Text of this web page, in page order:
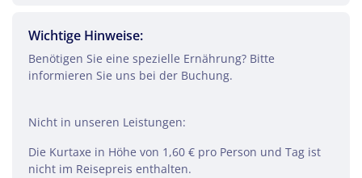
Wichtige Hinweise:
Benötigen Sie eine spezielle Ernährung? Bitte
informieren Sie uns bei der Buchung.
Nicht in unseren Leistungen:
Die Kurtaxe in Höhe von 1,60 € pro Person und Tag ist
nicht im Reisepreis enthalten.